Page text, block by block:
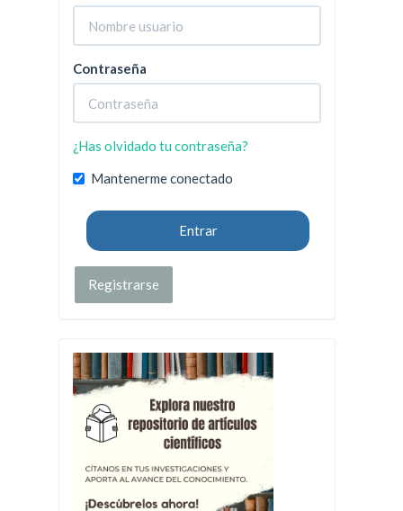
Contraseña
¿Has olvidado tu contraseña?
Mantenerme conectado
Entrar
Registrarse